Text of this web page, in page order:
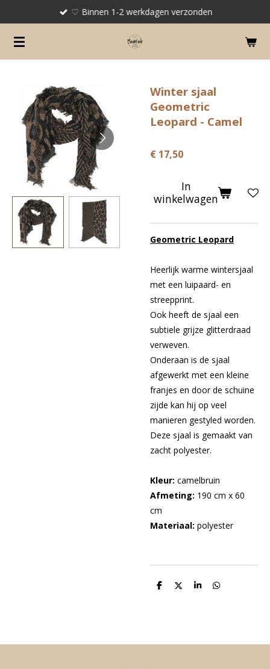
naar
de
♡ Binnen 1-2 werkdagen verzonden
Winter sjaal
Geometric
Leopard - Camel
€ 17,50
In
winkelwagen
Geometric Leopard
Heerlijk warme wintersjaal
met een luipaard- en
streepprint.
Ook heeft de sjaal een
subtiele grijze glitterdraad
verweven.
Onderaan is de sjaal
afgewerkt met een kleine
franjes en door de schuine
zijde kan hij op veel
manieren gestyled worden.
Deze sjaal is gemaakt van
zacht polyester.
Kleur: camelbruin
Afmeting: 190 cm x 60
cm
Materiaal: polyester
D
D
S
D